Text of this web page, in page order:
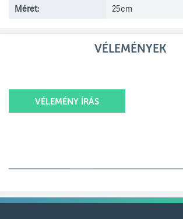
Méret:
25cm
VÉLEMÉNYEK
VÉLEMÉNY ÍRÁS
Értékelésed címe